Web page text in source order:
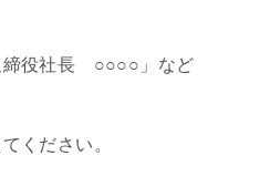
締役社長 ○○○○」など
ください。